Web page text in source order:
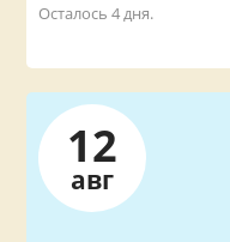
Осталось 4 дня.
12
авг